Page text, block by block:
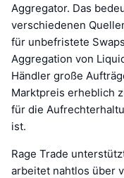
Aggregator. Das
verschiedenen
für unbefristete
Aggregation von
Händler große
Marktpreis erheblich
für die
ist.
Rage Trade
arbeitet nahtlos über